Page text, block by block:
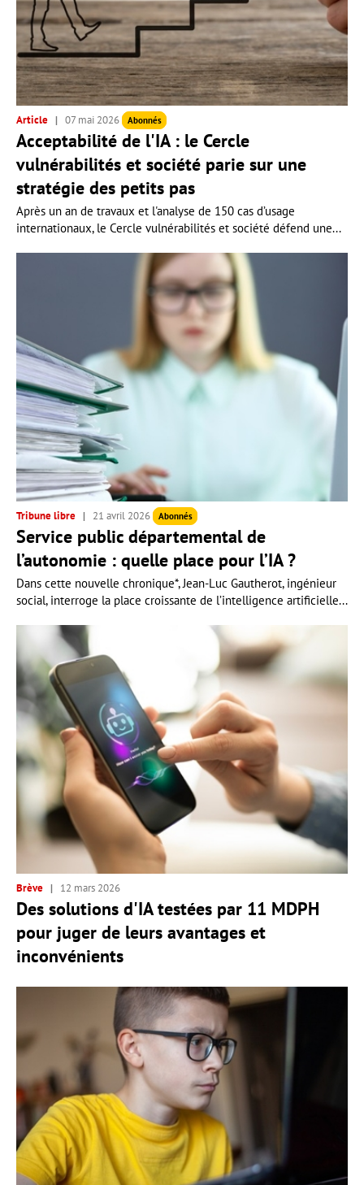
Article 07 mai 2026 Abonnés
Acceptabilité de l'IA : le Cercle
vulnérabilités et société parie sur une
stratégie des petits pas
Après un an de travaux et l'analyse de 150 cas d’usage
internationaux, le Cercle vulnérabilités et société défend une...
Tribune libre 21 avril 2026 Abonnés
Service public départemental de
l’autonomie : quelle place pour l’IA ?
Dans cette nouvelle chronique*, Jean-Luc Gautherot, ingénieur
social, interroge la place croissante de l’intelligence artificielle...
Brève 12 mars 2026
Des solutions d'IA testées par 11 MDPH
pour juger de leurs avantages et
inconvénients